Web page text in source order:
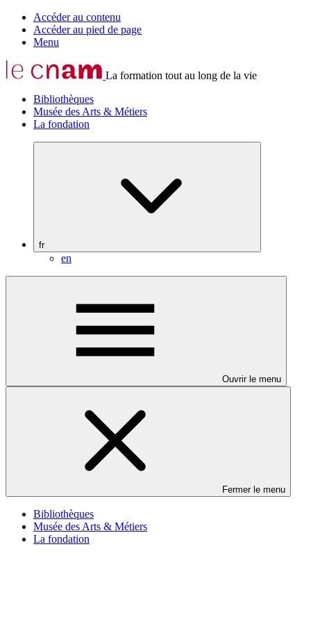
Accéder au contenu
Accéder au pied de page
Menu
La formation tout au long de la vie
Bibliothèques
Musée des Arts & Métiers
La fondation
fr
en
Ouvrir le menu
Fermer le menu
Bibliothèques
Musée des Arts & Métiers
La fondation